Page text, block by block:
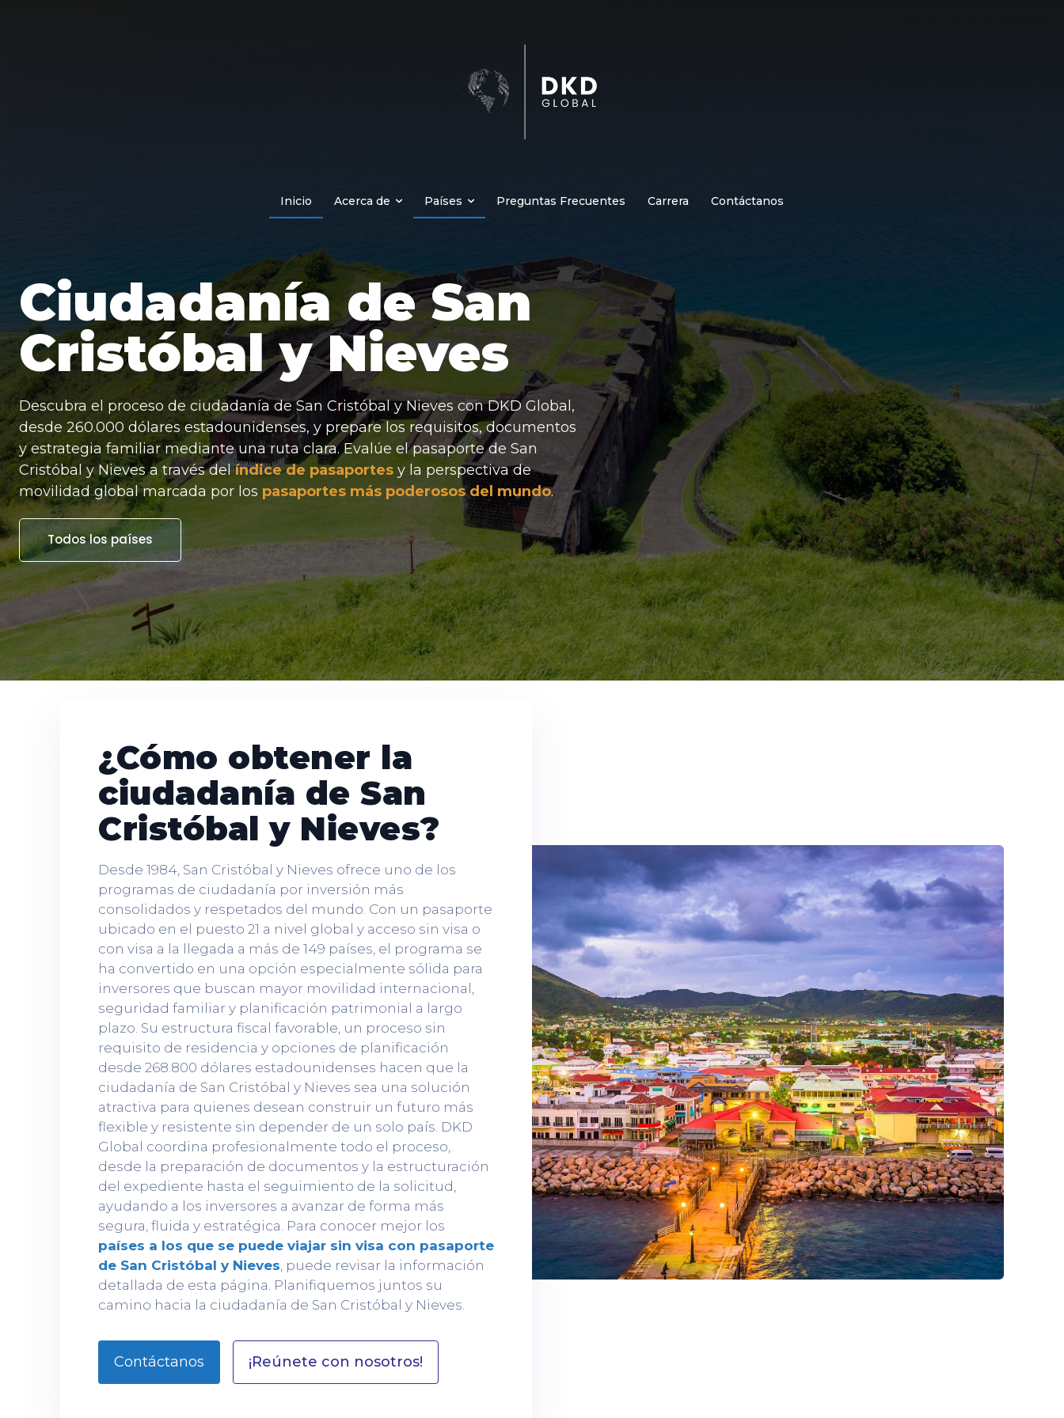
Inicio Acerca de Países Preguntas Frecuentes Carrera Contáctanos
Ciudadanía de San
Cristóbal y Nieves
Descubra el proceso de ciudadanía de San Cristóbal y Nieves con DKD Global,
desde 260.000 dólares estadounidenses, y prepare los requisitos, documentos
y estrategia familiar mediante una ruta clara. Evalúe el pasaporte de San
Cristóbal y Nieves a través delíndice de pasaportes y la perspectiva de
movilidad global marcada por los pasaportes más poderosos del mundo.
Todos los países
¿Cómo obtener la
ciudadanía de San
Cristóbal y Nieves?
Desde 1984, San Cristóbal y Nieves ofrece uno de los
programas de ciudadanía por inversión más
consolidados y respetados del mundo. Con un pasaporte
ubicado en el puesto 21 a nivel global y acceso sin visa o
con visa a la llegada a más de 149 países, el programa se
ha convertido en una opción especialmente sólida para
inversores que buscan mayor movilidad internacional,
seguridad familiar y planificación patrimonial a largo
plazo. Su estructura fiscal favorable, un proceso sin
requisito de residencia y opciones de planificación
desde 268.800 dólares estadounidenses hacen que la
ciudadanía de San Cristóbal y Nieves sea una solución
atractiva para quienes desean construir un futuro más
flexible y resistente sin depender de un solo país. DKD
Global coordina profesionalmente todo el proceso,
desde la preparación de documentos y la estructuración
del expediente hasta el seguimiento de la solicitud,
ayudando a los inversores a avanzar de forma más
segura, fluida y estratégica. Para conocer mejor los
países a los que se puede viajar sin visa con pasaporte
de San Cristóbal y Nieves, puede revisar la información
detallada de esta página. Planifiquemos juntos su
camino hacia la ciudadanía de San Cristóbal y Nieves.
Contáctanos ¡Reúnete con nosotros!